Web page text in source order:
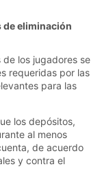
de eliminación
los jugadores se
requeridas por las
para las
los depósitos,
al menos
de acuerdo
y contra el